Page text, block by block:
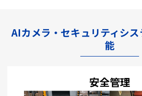
AIカメラ・セキュリティシ
能
安全管理